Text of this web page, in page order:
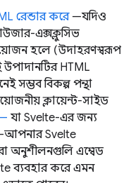
রেন্ডার করে—যদিও
এক্সক্লুসিভ
হলে (উদাহরণস্বরূপ
উপাদানটির HTML
সম্ভব বিকল্প পন্থা
ক্লায়েন্ট-সাইড
যা Svelte-এর জন্য
Svelte
অনুশীলনগুলি এম্বেড
ব্যবহার করে এমন